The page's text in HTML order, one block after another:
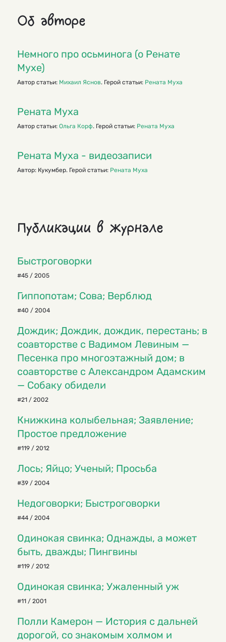
Об авторе
Немного про осьминога (о Ренате
Мухе)
Автор статьи: Михаил Яснов. Герой статьи: Рената Муха
Рената Муха
Автор статьи: Ольга Корф. Герой статьи: Рената Муха
Рената Муха - видеозаписи
Автор: Кукумбер. Герой статьи: Рената Муха
Публикации в журнале
Быстроговорки
#45 / 2005
Гиппопотам; Сова; Верблюд
#40 / 2004
Дождик; Дождик, дождик, перестань; в
соавторстве с Вадимом Левиным —
Песенка про многоэтажный дом; в
соавторстве с Александром Адамским
— Собаку обидели
#21 / 2002
Книжкина колыбельная; Заявление;
Простое предложение
#119 / 2012
Лось; Яйцо; Ученый; Просьба
#39 / 2004
Недоговорки; Быстроговорки
#44 / 2004
Одинокая свинка; Однажды, а может
быть, дважды; Пингвины
#119 / 2012
Одинокая свинка; Ужаленный уж
#11 / 2001
Полли Камерон — История с дальней
дорогой, со знакомым холмом и